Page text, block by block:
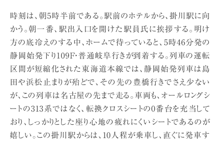
時刻は、朝5時半前である。駅前のホテルから、掛川駅に向
かう。朝一番、駅出入口を開けた駅員氏に挨拶する。明け
方の底冷えのする中、ホームで待っていると、5時46分発の
静岡始発下り109F・普通岐阜行きが到着する。列車の運転
区間が短縮化された東海道本線では、静岡始発列車は島
田や浜松止まりが殆どで、その先の豊橋行きでさえ少ない
が、この列車は名古屋の先まで走る。車両も、オールロングシ
ートの313系ではなく、転換クロスシートの0番台を充当して
おり、しっかりとした座り心地の疲れにくいシートであるのが
嬉しい。この掛川駅からは、10人程が乗車し、直ぐに発車す